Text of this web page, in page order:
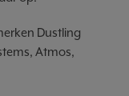
Dustling
Atmos,